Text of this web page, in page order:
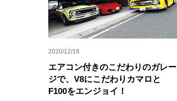
2020/12/18
エアコン付きのこだわりのガレー
ジで、V8にこだわりカマロと
F100をエンジョイ！